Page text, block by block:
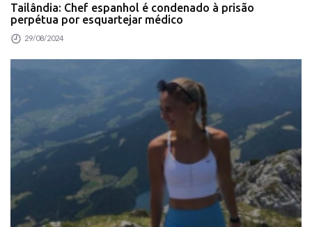
Tailândia: Chef espanhol é condenado à prisão
perpétua por esquartejar médico
29/08/2024